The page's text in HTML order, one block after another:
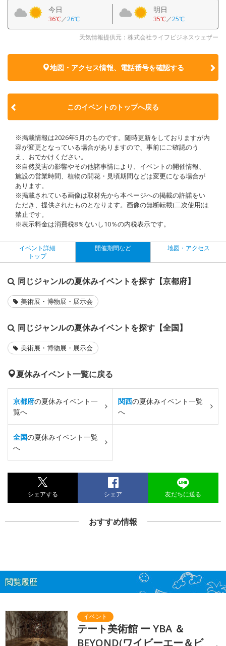
今日
36℃／26℃
明日
35℃／25℃
天気情報提供元：株式会社ライフビジネスウェザー
地図・アクセス情報、電話番号を確認する
このイベントのトップへ戻る
※掲載情報は2026年5月のものです。随時更新をしておりますが内
容が変更となっている場合がありますので、事前にご確認のう
え、おでかけください。
※自然災害の影響やその他諸事情により、イベントの開催情報、
施設の営業時間、植物の開花・見頃期間などは変更になる場合が
あります。
※掲載されている画像は取材先から本ページへの掲載の許諾をい
ただき、提供されたものとなります。画像の無断転載(二次使用)は
禁止です。
※表示料金は消費税8％ないし10％の内税表示です。
イベント詳細
トップ
開催期間など 地図・アクセス
同じジャンルの夏休みイベントを探す【京都府】
美術展・博物展・展示会
同じジャンルの夏休みイベントを探す【全国】
美術展・博物展・展示会
夏休みイベント一覧に戻る
京都府の夏休みイベント一
覧へ
関西の夏休みイベント一覧
へ
全国の夏休みイベント一覧
へ
シェアする シェア 友だちに送る
おすすめ情報
閲覧履歴
テート美術館 ー YBA ＆
BEYOND(ワイビーエー＆ビ